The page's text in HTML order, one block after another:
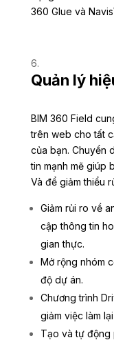
360 Glue và
Quản lý
BIM 360 Field
trên web cho tất
của bạn. Chuyển
tin mạnh mẽ giúp
Và để giảm thiểu
Giảm rủi ro về
cập thông tin
gian thực.
Mở rộng nhóm
độ dự án.
Chương trình
giảm việc làm
Tạo và tự động